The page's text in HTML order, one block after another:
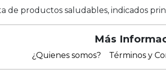
de productos saludables, indicados
Más
¿Quienes somos? Términos y